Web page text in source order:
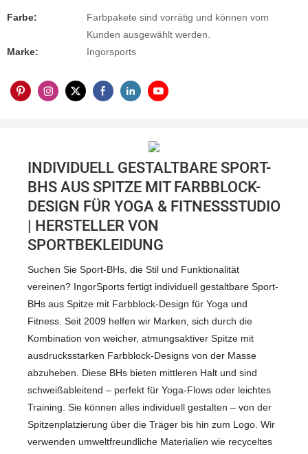
Farbe:
Farbpakete sind vorrätig und können vom
Kunden ausgewählt werden.
Marke:
Ingorsports
INDIVIDUELL GESTALTBARE SPORT-
BHS AUS SPITZE MIT FARBBLOCK-
DESIGN FÜR YOGA & FITNESSSTUDIO
| HERSTELLER VON
SPORTBEKLEIDUNG
Suchen Sie Sport-BHs, die Stil und Funktionalität
vereinen? IngorSports fertigt individuell gestaltbare Sport-
BHs aus Spitze mit Farbblock-Design für Yoga und
Fitness. Seit 2009 helfen wir Marken, sich durch die
Kombination von weicher, atmungsaktiver Spitze mit
ausdrucksstarken Farbblock-Designs von der Masse
abzuheben. Diese BHs bieten mittleren Halt und sind
schweißableitend – perfekt für Yoga-Flows oder leichtes
Training. Sie können alles individuell gestalten – von der
Spitzenplatzierung über die Träger bis hin zum Logo. Wir
verwenden umweltfreundliche Materialien wie recyceltes